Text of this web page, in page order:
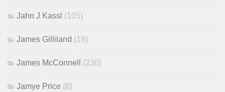
Jahn J Kassl (105)
James Gilliland (19)
James McConnell (230)
Jamye Price (8)